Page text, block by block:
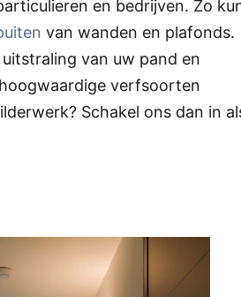
en bedrijven. Zo
van wanden en plafonds.
van uw pand en
verfsoorten
Schakel ons dan in